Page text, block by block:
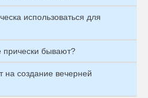
использоваться для
прически бывают?
на создание вечерней